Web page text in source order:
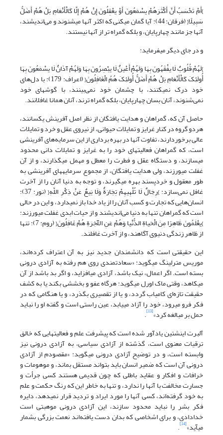
}أَمْ تَحْسَبُ أَنَّ أَکْثَرَهُمْ یسْمَعُونَ أَوْ یعْقِلُونَ إِنْ هُمْ إِلَّا کَالْأَنْعَامِ بَلْ هُمْ أَضَلُّ
سَبِیلًا{ (فرقان: 44): آیا گمان می‎کنی که اکثر آنها ‌‎می‎شنوند و می‌اندیشند،
آنها جز مانند چهارپایان، و بلکه گمراه تر از آنها نیستند.
و در جای دیگر ‌‎می‎فرماید:
}لَهُمْ قُلُوبٌ لَا یفْقَهُونَ بِهَا وَلَهُمْ أَعْینٌ لَا یبْصِرُونَ بِهَا وَلَهُمْ آذَانٌ لَا یسْمَعُونَ بِهَا
أُولَئِکَ کَالْأَنْعَامِ بَلْ هُمْ أَضَلُّ أُولَئِکَ هُمُ الْغَافِلُونَ{ (اعراف: 179): با دل‌های
خود درک نمی‎کنند، با چشمان خود نمی‌بینند، با گوشهای خود
نمی‌شنوند، آنان بسان چهارپایان، بلکه گمراه ترند، آنان همانا غافلانند.
حاصل آن که، گمراهان و هدایت یافتگان از نظر اصل آفرینش یکسانند،
هردو گروه در کنار غرایز و تمایلات حیوانی، از نیروی عقل و خرد و تمایلات
عالی برخوردارند، تفاوت آنها در بهره برداری از این سرمایه‌های آفرینشی
است، که گمراهان فعالیت‎های خود را به غرایز و تمایلات دانی محدود
‌‎می‎سازند، و دستگاه عقل و فطرت را معطل و مهمل ‌‎می‎گذارند، و از آن
غفلت ‌‎می‎ورزند، ولی هدایت یافتگان، از مجموع سرمایه‎های آفرینشی به
طور معقول و خردپسند بهره ‌‎می‎گیرند، و توجه به دنیا آنان را از آخرت
غافل نمی‌سازد: }رِجَالٌ لَا تُلْهِیهِمْ تِجَارَةٌ وَلَا بَیعٌ عَنْ ذِکْرِ اللَّهِ{ (نور: 37):
انسان‌هایی که تجارت و کسب آنان را از یاد خدا باز نمی‎دارد، و این در حالی
است که گمراهان تنها به دنیا می‌اندیشند و از حیات ابدی غفلت ‌‎می‎ورزند:
}یعْلَمُونَ ظَاهِرًا مِنَ الْحَیاةِ الدُّنْیا وَهُمْ عَنِ الْآخِرَةِ هُمْ غَافِلُونَ{ (روم: 7): تنها
از ظاهر زندگی دنیوی آگاهند، و از آخرت غافلند.
این حقیقتی است که دانشمندان جدید نیز به آن اعتراف کرده‌اند،
موریس مترلینگ ‌‎می‎گوید: «سعادتمندی روی هم رفته به آزادی درونی
بسته است. اگر اعمال، نیک باشد، آزادی ‌‎می‎افزاید، و اگر بد باشد از آن
می‎کاهد، وقتی ماک اورل ‌‎می‎گوید: هرگاه عفو و بخششی بکند یا به کشف
حقیقت تازه‌ای کامیاب گردد، و یا از تقصیری بگذرد، و یا هنگامی که در
فکر فرو ‌‎می‎رود، خود را آزاد ‌‎می‎یابد، عین راستی است و گفته او را نباید
حمل بر مبالغه کرد»[13]
.
آلبرت اینشتین یادآور شده است که پیشرفت علم و فعالیت‎هایی که خالق
ترقیات معنوی است، گذشته از آزادی سیاسی، به آزادی درونی نیز
وابسته است، و در توضیح آزادی درونی ‌‎می‎گوید: «مقصودم از آزادی
درونی آن است که ضمیر انسان باید بتواند مستقل بماند، و موهومات و
خرافات و افکار و عقاید باطلی که چون قدیمی هستند کسی جرأت و
جسارت مخالفت با آنها را ندارد، و تنها به خاطر این که رنگ حکمت و علم
به خود گرفته‌اند، کسی آنها را مورد ایراد و تردید قرار نمی‎دهد، دایره
فکر بشر را نباید محدود سازند، این آزادی درونی موهبتی است
خدادادی، و برای اشخاصی که بدان دست یافته‌اند نعمت بزرگی بشمار
[14]
.